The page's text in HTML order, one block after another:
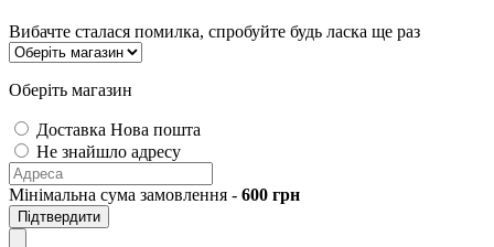
Вибачте сталася помилка, спробуйте будь ласка ще раз
Оберіть магазин
Доставка Нова пошта
Не знайшло адресу
Мінімальна сума замовлення - 600 грн
Підтвердити